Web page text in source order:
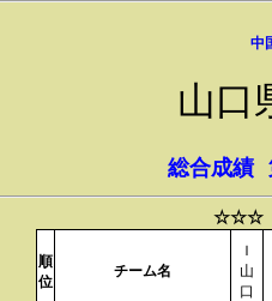
中
山口
総合成績
☆☆☆
順
位
チーム名
Ｉ
山
口